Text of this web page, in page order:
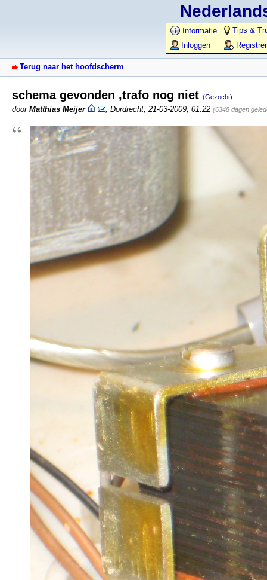
Informatie
Tips &
Inloggen
Terug naar het hoofdscherm
schema gevonden ,trafo nog niet (Gezocht)
door Matthias Meijer Dordrecht 21-03-2009, 01:22 (6348 dagen